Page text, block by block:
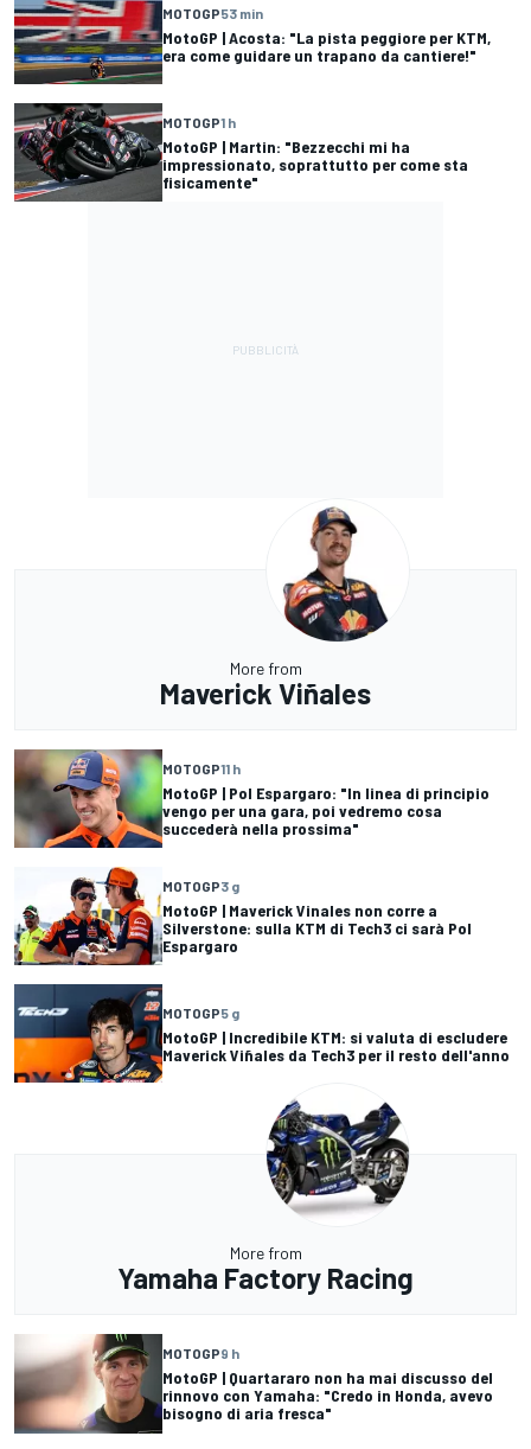
MOTOGP53 min
MotoGP | Acosta: "La pista peggiore per KTM,
era come guidare un trapano da cantiere!"
MOTOGP1 h
MotoGP | Martin: "Bezzecchi mi ha
impressionato, soprattutto per come sta
fisicamente"
More from
Maverick Viñales
MOTOGP11 h
MotoGP | Pol Espargaro: "In linea di principio
vengo per una gara, poi vedremo cosa
succederà nella prossima"
MOTOGP3 g
MotoGP | Maverick Vinales non corre a
Silverstone: sulla KTM di Tech3 ci sarà Pol
Espargaro
MOTOGP5 g
MotoGP | Incredibile KTM: si valuta di escludere
Maverick Viñales da Tech3 per il resto dell'anno
More from
Yamaha Factory Racing
MOTOGP9 h
MotoGP | Quartararo non ha mai discusso del
rinnovo con Yamaha: "Credo in Honda, avevo
bisogno di aria fresca"